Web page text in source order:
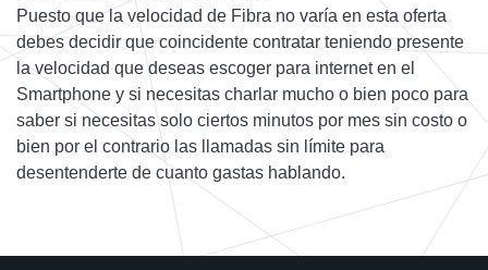
Puesto que la velocidad de Fibra no varía en esta oferta
debes decidir que coincidente contratar teniendo presente
la velocidad que deseas escoger para internet en el
Smartphone y si necesitas charlar mucho o bien poco para
saber si necesitas solo ciertos minutos por mes sin costo o
bien por el contrario las llamadas sin límite para
desentenderte de cuanto gastas hablando.